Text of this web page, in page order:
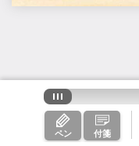
ペン 付箋